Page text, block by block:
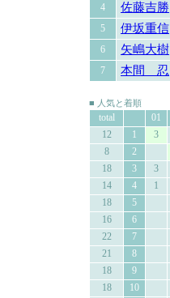
4 佐藤吉勝
5 伊坂重信
6 矢嶋大樹
7 本間 忍
■ 人気と着順
total 01
12
1 3
8
2
18
3 3
14
4 1
18
5
16
6
22
7
21
8
18
9
18
10